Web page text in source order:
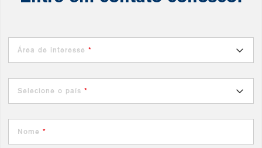
Área de interesse *
Selecione o país *
Nome *